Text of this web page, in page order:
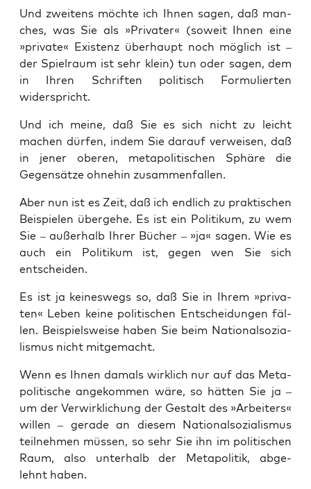
Und zwei­tens möch­te ich Ihnen sagen, daß man­
ches, was Sie als »Pri­va­ter« (soweit Ihnen eine
»pri­va­te« Exis­tenz über­haupt noch mög­lich ist –
der Spiel­raum ist sehr klein) tun oder sagen, dem
in Ihren Schrif­ten poli­tisch For­mu­lier­ten
widerspricht.
Und ich mei­ne, daß Sie es sich nicht zu leicht
machen dür­fen, indem Sie dar­auf ver­wei­sen, daß
in jener obe­ren, meta­po­li­ti­schen Sphä­re die
Gegen­sät­ze ohne­hin zusammenfallen.
Aber nun ist es Zeit, daß ich end­lich zu prak­ti­schen
Bei­spie­len über­ge­he. Es ist ein Poli­ti­kum, zu wem
Sie – außer­halb Ihrer Bücher – »ja« sagen. Wie es
auch ein Poli­ti­kum ist, gegen wen Sie sich
entscheiden.
Es ist ja kei­nes­wegs so, daß Sie in Ihrem »pri­va­
ten« Leben kei­ne poli­ti­schen Ent­schei­dun­gen fäl­
len. Bei­spiels­wei­se haben Sie beim Natio­nal­so­zia­
lis­mus nicht mitgemacht.
Wenn es Ihnen damals wirk­lich nur auf das Meta­
po­li­ti­sche ange­kom­men wäre, so hät­ten Sie ja –
um der Ver­wirk­li­chung der Gestalt des »Arbei­ters«
wil­len – gera­de an die­sem Natio­nal­so­zia­lis­mus
teil­neh­men müs­sen, so sehr Sie ihn im poli­ti­schen
Raum, also unter­halb der Meta­po­li­tik, abge­
lehnt haben.